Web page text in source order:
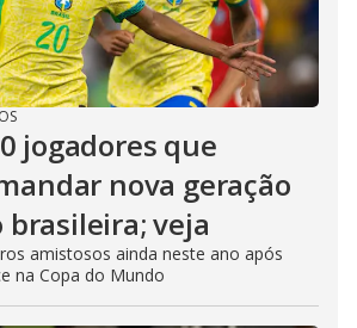
jogadores que
nova geração
brasileira; veja
amistosos ainda neste ano após
na Copa do Mundo